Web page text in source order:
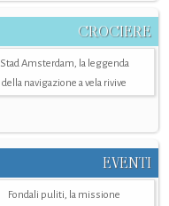
CROCIERE
Stad Amsterdam, la leggenda
della navigazione a vela rivive
EVENTI
Fondali puliti, la missione